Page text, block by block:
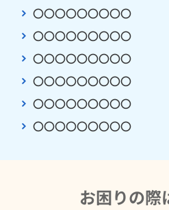
〇〇〇〇〇〇〇〇〇
〇〇〇〇〇〇〇〇〇
〇〇〇〇〇〇〇〇〇
〇〇〇〇〇〇〇〇〇
〇〇〇〇〇〇〇〇〇
〇〇〇〇〇〇〇〇〇
お困りの際